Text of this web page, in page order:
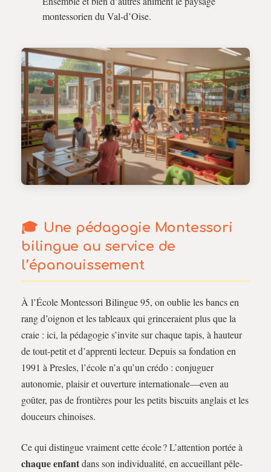
montessorien du Val-d’Oise.
Une pédagogie Montessori
bilingue au service de
l’épanouissement
À l’École Montessori Bilingue 95, on oublie les bancs en
rang d’oignon et les tableaux qui grinceraient plus que la
craie : ici, la pédagogie s’invite sur chaque tapis, à hauteur
de tout-petit et d’apprenti lecteur. Depuis sa fondation en
1991 à Presles, l’école n’a qu’un crédo : conjuguer
autonomie, plaisir et ouverture internationale—even au
goûter, pas de frontières pour les petits biscuits anglais et les
douceurs chinoises.
Ce qui distingue vraiment cette école ? L’attention portée à
chaque enfantdans son individualité, en accueillant pêle-